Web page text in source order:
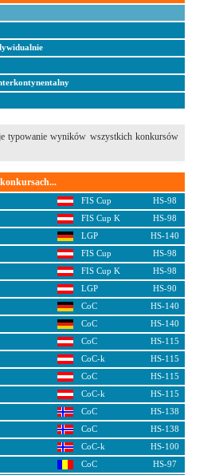
typowanie wyników wszystkich konkursów
FIS Cup
HS-98
FIS Cup K
HS-98
LGP
HS-140
FIS Cup
HS-98
FIS Cup K
HS-98
LGP
HS-90
CoC
HS-140
CoC
HS-140
CoC
HS-115
CoC-k
HS-115
CoC
HS-115
CoC-k
HS-115
CoC
HS-138
CoC
HS-138
CoC-k
HS-100
CoC
HS-97